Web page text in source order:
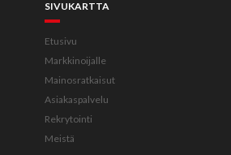
SIVUKARTTA
Etusivu
Markkinoijalle
Mainosratkaisut
Asiakaspalvelu
Rekrytointi
Meistä